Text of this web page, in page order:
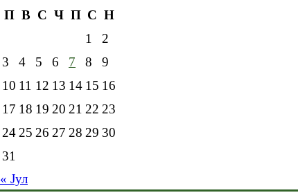
П В С Ч П С Н
1
2
3
4 5 6 7 8
9
10 11 12 13 14 15 16
17 18 19 20 21 22 23
24 25 26 27 28 29 30
31
« Јул